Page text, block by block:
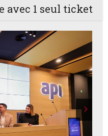
avec 1 seul ticket